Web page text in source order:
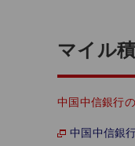
マイル
中国中信銀行
中国中信銀